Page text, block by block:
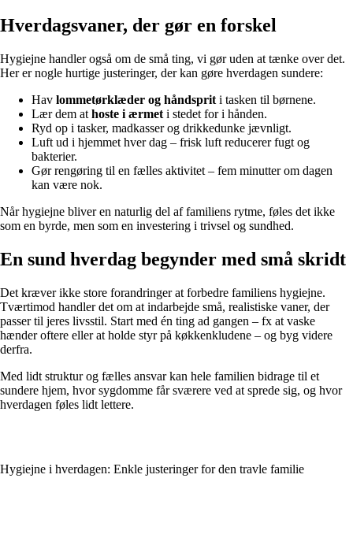
Hverdagsvaner, der gør en forskel
Hygiejne handler også om de små ting, vi gør uden at tænke over det.
Her er nogle hurtige justeringer, der kan gøre hverdagen sundere:
Hav lommetørklæder og håndsprit i tasken til børnene.
Lær dem at hoste i ærmet i stedet for i hånden.
Ryd op i tasker, madkasser og drikkedunke jævnligt.
Luft ud i hjemmet hver dag – frisk luft reducerer fugt og
bakterier.
Gør rengøring til en fælles aktivitet – fem minutter om dagen
kan være nok.
Når hygiejne bliver en naturlig del af familiens rytme, føles det ikke
som en byrde, men som en investering i trivsel og sundhed.
En sund hverdag begynder med små skridt
Det kræver ikke store forandringer at forbedre familiens hygiejne.
Tværtimod handler det om at indarbejde små, realistiske vaner, der
passer til jeres livsstil. Start med én ting ad gangen – fx at vaske
hænder oftere eller at holde styr på køkkenkludene – og byg videre
derfra.
Med lidt struktur og fælles ansvar kan hele familien bidrage til et
sundere hjem, hvor sygdomme får sværere ved at sprede sig, og hvor
hverdagen føles lidt lettere.
Hygiejne i hverdagen: Enkle justeringer for den travle familie